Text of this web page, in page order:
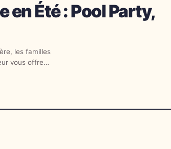
en Été : Pool Party,
les familles
vous offre